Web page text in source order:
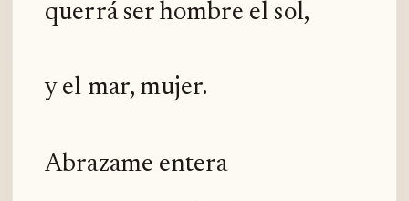
querrá ser hombre el sol,
y el mar, mujer.
Abrazame entera